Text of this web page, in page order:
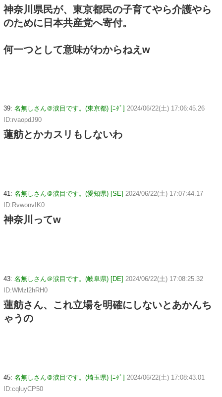
神奈川県民が、東京都民の子育てやら介護やら
のために日本共産党へ寄付。
何一つとして意味がわからねえw
39: 名無しさん＠涙目です。(東京都) [ﾆﾀﾞ] 2024/06/22(土) 17:06:45.26
ID:rvaopdJ90
蓮舫とかカスリもしないわ
41: 名無しさん＠涙目です。(愛知県) [SE] 2024/06/22(土) 17:07:44.17
ID:RvwonvIK0
神奈川ってw
43: 名無しさん＠涙目です。(岐阜県) [DE] 2024/06/22(土) 17:08:25.32
ID:WMzl2hRH0
蓮舫さん、これ立場を明確にしないとあかんち
ゃうの
45: 名無しさん＠涙目です。(埼玉県) [ﾆﾀﾞ] 2024/06/22(土) 17:08:43.01
ID:cqluyCP50